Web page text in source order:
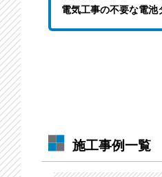
電気工事の不要な電池
施工事例一覧